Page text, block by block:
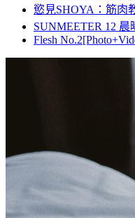
慾見SHOYA：筋肉
SUNMEETER 12 晨
Flesh